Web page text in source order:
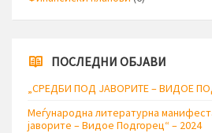
ПОСЛЕДНИ ОБЈАВИ
„СРЕДБИ ПОД ЈАВОРИТЕ – ВИДОЕ
Меѓународна литературна
јаворите – Видое Подгорец“ – 2024